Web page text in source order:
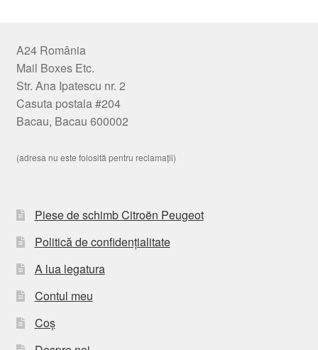
A24 România
Mail Boxes Etc.
Str. Ana Ipatescu nr. 2
Casuta postala #204
Bacau, Bacau 600002
(adresa nu este folosită pentru reclamații)
Piese de schimb Citroën Peugeot
Politică de confidențialitate
A lua legatura
Contul meu
Coș